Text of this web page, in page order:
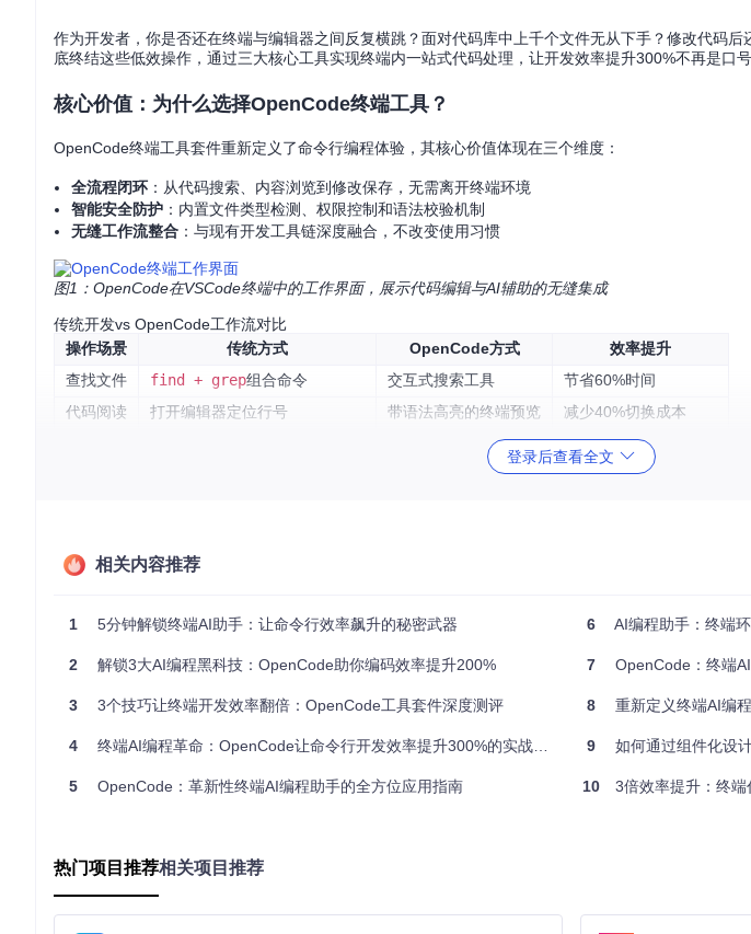
作为开发者，你是否还在终端与编辑器之间反复横跳？面对代码库中上千个文件无从下手？修改代码
底终结这些低效操作，通过三大核心工具实现终端内一站式代码处理，让开发效率提升300%不再是口号
核心价值：为什么选择OpenCode终端工具？
OpenCode终端工具套件重新定义了命令行编程体验，其核心价值体现在三个维度：
全流程闭环 ：从代码搜索、内容浏览到修改保存，无需离开终端环境
智能安全防护 ：内置文件类型检测、权限控制和语法校验机制
无缝工作流整合 ：与现有开发工具链深度融合，不改变使用习惯
图1：OpenCode在VSCode终端中的工作界面，展示代码编辑与AI辅助的无缝集成
传统开发vs OpenCode工作流对比
操作场景
传统方式 OpenCode方式
效率提升
查找文件
find + grep组合命令 交互式搜索工具
节省60%时间
代码阅读
打开编辑器定位行号 带语法高亮的终端预览
减少40%切换成本
终端内直接编辑保存
缩短70%操作路径
自动触发实时诊断 提前发现80%语法错误
第一步：精准搜索——告别繁琐的文件定位
// 搜索工具核心实现（packages/opencode/src/tool/grep.ts）
async
function searchCode pattern string , options :
// 1. 构建ripgrep命令参数
const args = buildRgArgs(pattern, options);
// 2. 执行搜索并流式处理结果
stream = execRgStream(args);
// 按修改时间和匹配度排序（最新修改文件优先）
return matches.
if (b.modTime !== a.modTime) return b.modTime - a.modTime;
登录后查看全文
相关内容推荐
1 5分钟解锁终端AI助手：让命令行效率飙升的秘密武器
2 解锁3大AI编程黑科技：OpenCode助你编码效率提升200%
3 3个技巧让终端开发效率翻倍：OpenCode工具套件深度测评
4 终端AI编程革命：OpenCode让命令行开发效率提升300%的实战指南
5 OpenCode：革新性终端AI编程助手的全方位应用指南
6 AI编程助手：终端
7 OpenCode：终端
8 重新定义终端AI编
9 如何通过组件化设计
10 3倍效率提升：终
热门项目推荐相关项目推荐